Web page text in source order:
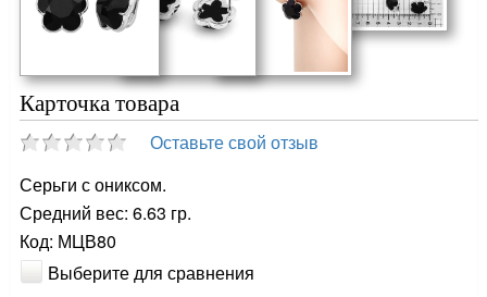
Карточка товара
Оставьте свой отзыв
Серьги с ониксом.
Средний вес: 6.63 гр.
Код: МЦВ80
Выберите для сравнения